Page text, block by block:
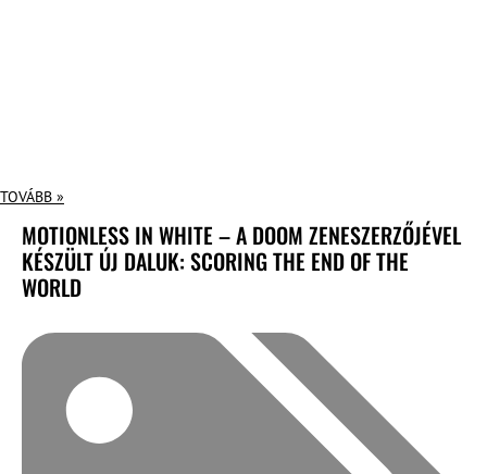
TOVÁBB »
MOTIONLESS IN WHITE – A DOOM ZENESZERZŐJÉVEL
KÉSZÜLT ÚJ DALUK: SCORING THE END OF THE
WORLD